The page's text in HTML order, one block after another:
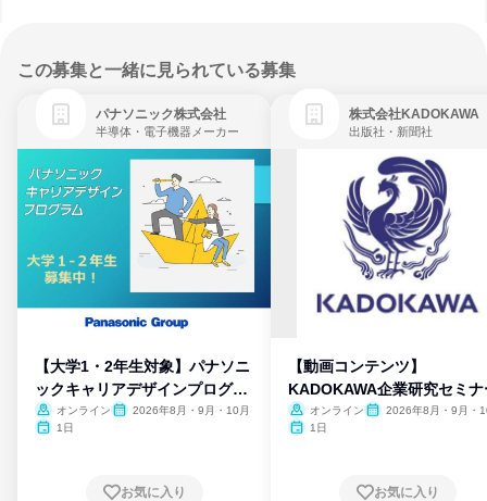
この募集と一緒に見られている募集
パナソニック株式会社
半導体・電子機器メーカー
【大学1・2年生対象】パナソニ
ックキャリアデザインプログラ
ム
オンライン
2026年8月・9月・10月
1日
お気に入り
株式会社KADOKAWA
出版社・新聞社
【動画コンテンツ】
KADOKAWA企業研究セミナ
オンライン
2026年8月・9月・
1日
お気に入り